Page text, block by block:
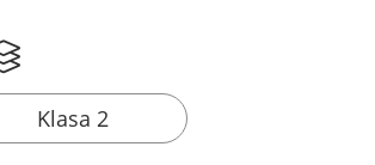
Klasa 2